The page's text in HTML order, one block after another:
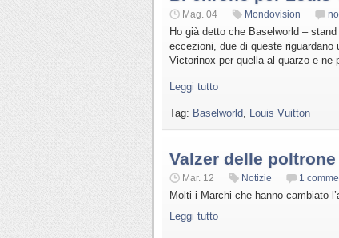
Mag. 04 Mondovision
Ho già detto che Baselworld –
eccezioni, due di queste riguardano
Victorinox per quella al quarzo e ne
Leggi tutto
Tag: Baselworld Louis Vuitton
Valzer delle poltrone
Mar. 12 Notizie 1
Molti i Marchi che hanno cambiato
Leggi tutto